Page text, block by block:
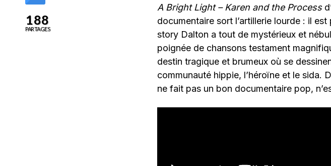
A Bright Light – Karen and the Process
documentaire sort l’artillerie lourde : il
story Dalton a tout de mystérieux et
poignée de chansons testament
destin tragique et brumeux où se
communauté hippie, l’héroïne et le sida.
ne fait pas un bon documentaire pop,
188
PARTAGES